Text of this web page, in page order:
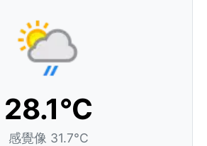
28.1°C
感覺像 31.7°C